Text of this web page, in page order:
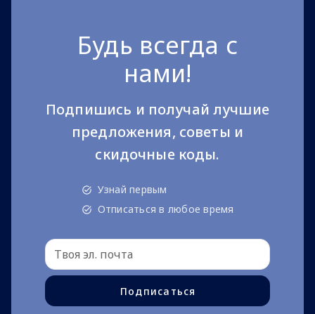
Будь всегда с
нами!
Подпишись и получай лучшие
предложения, советы и
скидочные коды.
Узнай первым
Отписаться в любое время
Подписаться